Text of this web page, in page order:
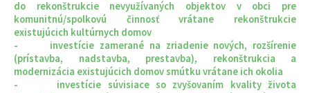
do rekonštrukcie nevyužívaných objektov v obci pre
komunitnú/spolkovú činnosť vrátane rekonštrukcie
existujúcich kultúrnych domov
- investície zamerané na zriadenie nových, rozšírenie
(prístavba, nadstavba, prestavba), rekonštrukcia a
modernizácia existujúcich domov smútku vrátane ich okolia
- investície súvisiace so zvyšovaním kvality života